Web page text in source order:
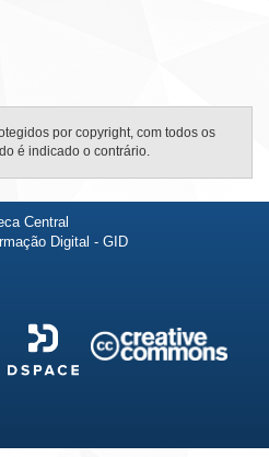
por copyright, com todos os
é indicado o contrário.
Central
Digital - GID